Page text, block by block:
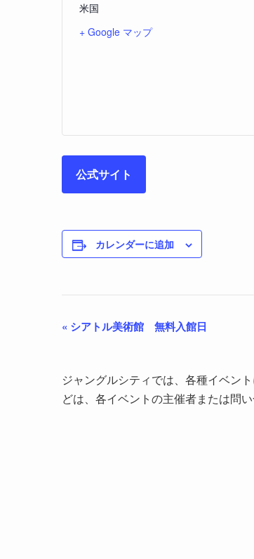
米国
+ Google マップ
公式サイト
カレンダーに追加
« シアトル美術館 無料入館日
ジャングルシティでは、各種イベン
どは、各イベントの主催者または問